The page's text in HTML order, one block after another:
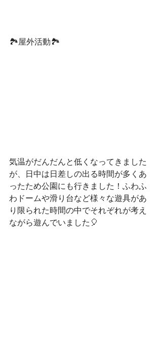
🏞屋外活動🏞
気温がだんだんと低くなってきました
が、日中は日差しの出る時間が多くあ
ったため公園にも行きました！ふわふ
わドームや滑り台など様々な遊具があ
り限られた時間の中でそれぞれが考え
ながら遊んでいました🎈